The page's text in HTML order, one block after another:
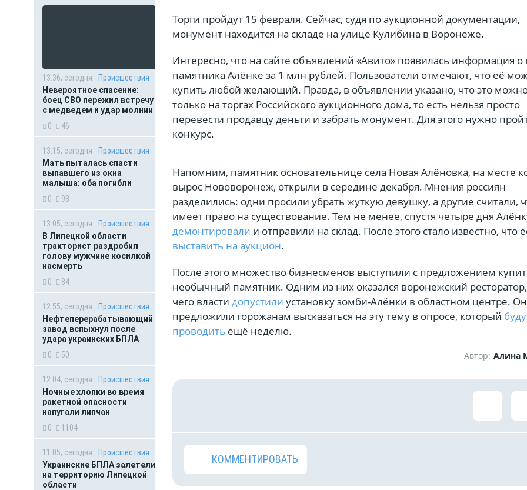
13:36, сегодня
Происшествия
Невероятное спасение:
боец СВО пережил встречу
с медведем и удар молнии
0
46
13:15, сегодня
Происшествия
Мать пыталась спасти
выпавшего из окна
малыша: оба погибли
0
98
13:05, сегодня
Происшествия
В Липецкой области
тракторист раздробил
голову мужчине косилкой
насмерть
0
84
12:55, сегодня
Происшествия
Нефтеперерабатывающий
завод вспыхнул после
удара украинских БПЛА
0
50
12:04, сегодня
Происшествия
Ночные хлопки во время
ракетной опасности
напугали липчан
0
1104
11:05, сегодня
Происшествия
Украинские БПЛА залетели
на территорию Липецкой
области
Торги пройдут 15 февраля. Сейчас, судя по аукционной документации,
монумент находится на складе на улице Кулибина в Воронеже.
Интересно, что на сайте объявлений «Авито» появилась информация
памятника Алёнке за 1 млн рублей. Пользователи отмечают, что её
купить любой желающий. Правда, в объявлении указано, что это
только на торгах Российского аукционного дома, то есть нельзя просто
перевести продавцу деньги и забрать монумент. Для этого нужно
конкурс.
Напомним, памятник основательнице села Новая Алёновка, на месте
вырос Нововоронеж, открыли в середине декабря. Мнения россиян
разделились: одни просили убрать жуткую девушку, а другие считали,
имеет право на существование. Тем не менее, спустя четыре дня
демонтировали и отправили на склад. После этого стало известно, что
выставить на аукцион.
После этого множество бизнесменов выступили с предложением
необычный памятник. Одним из них оказался воронежский
чего власти допустили установку зомби-Алёнки в областном центре.
предложили горожанам высказаться на эту тему в опросе, который
проводить ещё неделю.
Автор: Алина
КОММЕНТИРОВАТЬ